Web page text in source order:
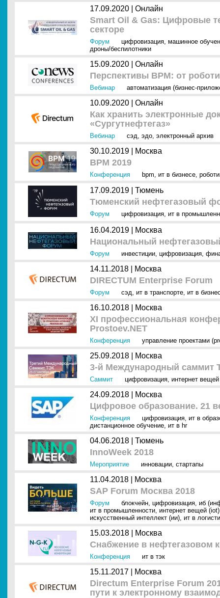
17.09.2020 | Онлайн
Smart Oil & Gas: Цифровые
секторе
Форум цифровизация, машинное
дроны/беспилотники
15.09.2020 | Онлайн
Перспективы BPM: от
Вебинар автоматизация (бизнес-
10.09.2020 | Онлайн
Как хранить электронные
«Сургутнефтегаз»
Вебинар сэд, эдо, электронный архив
30.10.2019 | Москва
BPM 2019
Конференция bpm, ит в бизнесе,
17.09.2019 | Тюмень
Тюменский нефтегазовый
Форум цифровизация, ит в
16.04.2019 | Москва
Национальный
Форум инвестиции, цифровизация,
14.11.2018 | Москва
DIRECTUM Enterprise Forum
Форум сэд, ит в транспорте, ит в
16.10.2018 | Москва
XI профессиональная
Prostoev.NET
Конференция управление проектами
25.09.2018 | Москва
3-й Международный саммит
Саммит цифровизация, интернет
24.09.2018 | Москва
Цифровое образование. 21
Конференция цифровизация, ит в
дистанционное обучение, ит в hr
04.06.2018 | Тюмень
InnoWeek 2018
Мероприятие инновации, стартапы
11.04.2018 | Москва
SAP Forum Москва 2018
Форум блокчейн, цифровизация, иб
ит в промышленности, интернет вещей (iot)
искусственный интеллект (ии), ит в
15.03.2018 | Москва
Снабжение в нефтегазовом
Конференция ит в тэк
15.11.2017 | Москва
Directum Enterprise Forum
пути к электронному